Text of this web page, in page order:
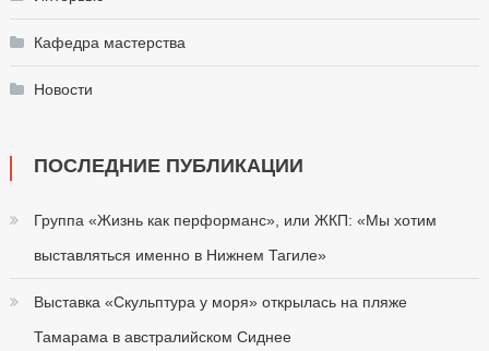
Кафедра мастерства
Новости
ПОСЛЕДНИЕ ПУБЛИКАЦИИ
Группа «Жизнь как перформанс», или ЖКП: «Мы хотим
выставляться именно в Нижнем Тагиле»
Выставка «Скульптура у моря» открылась на пляже
Тамарама в австралийском Сиднее